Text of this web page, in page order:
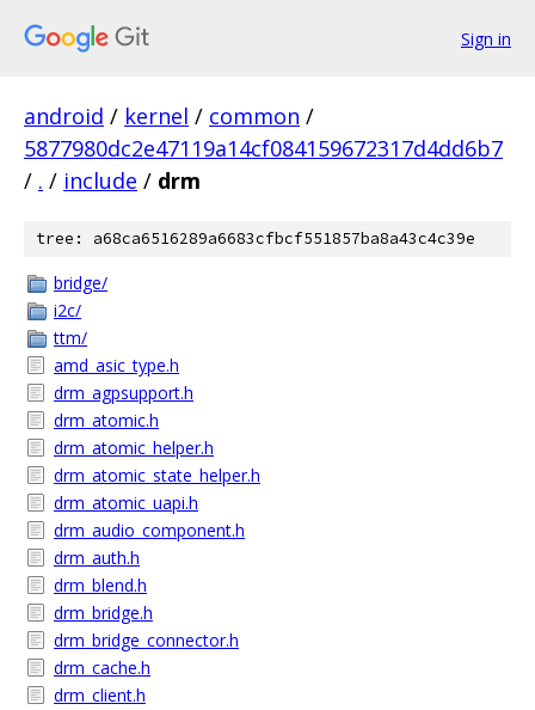
Sign in
android / kernel / common /
5877980dc2e47119a14cf084159672317d4dd6b7
/ . / include / drm
tree: a68ca6516289a6683cfbcf551857ba8a43c4c39e
bridge/
i2c/
ttm/
amd_asic_type.h
drm_agpsupport.h
drm_atomic.h
drm_atomic_helper.h
drm_atomic_state_helper.h
drm_atomic_uapi.h
drm_audio_component.h
drm_auth.h
drm_blend.h
drm_bridge.h
drm_bridge_connector.h
drm_cache.h
drm_client.h